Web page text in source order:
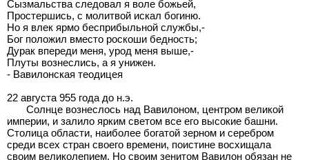
Сызмальства следовал я воле божьей,
Простершись, с молитвой искал богиню.
Но я влек ярмо бесприбыльной службы,-
Бог положил вместо роскоши бедность;
Дурак впереди меня, урод меня выше,-
Плуты вознеслись, а я унижен.
- Вавилонская теодицея
22 августа 955 года до н.э.
Солнце вознеслось над Вавилоном, центром великой
империи, и залило ярким светом все его высокие башни.
Столица области, наиболее богатой зерном и серебром
среди всех стран своего времени, поистине восхищала
своим великолепием. Но своим зенитом Вавилон обязан не